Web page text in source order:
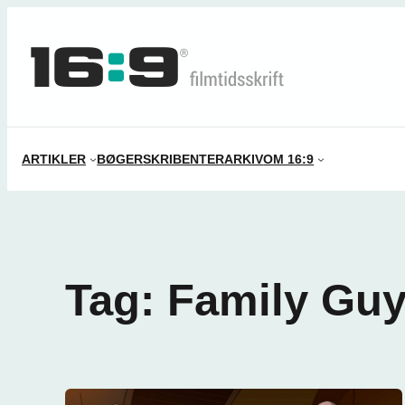
indhold
ARTIKLER BØGERSKRIBENTERARKIVOM 16:9
Tag: Family